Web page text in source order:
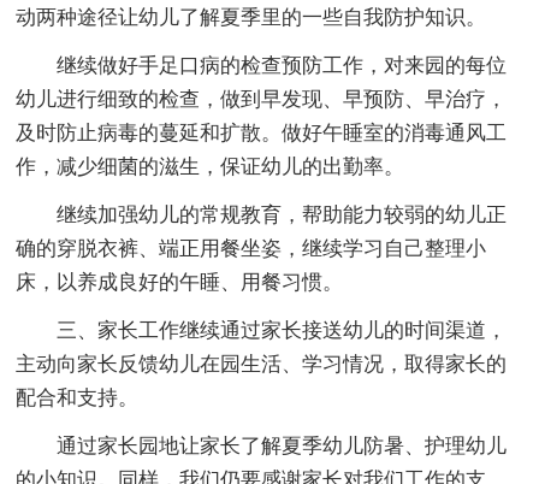
动两种途径让幼儿了解夏季里的一些自我防护知识。
继续做好手足口病的检查预防工作，对来园的每位
幼儿进行细致的检查，做到早发现、早预防、早治疗，
及时防止病毒的蔓延和扩散。做好午睡室的消毒通风工
作，减少细菌的滋生，保证幼儿的出勤率。
继续加强幼儿的常规教育，帮助能力较弱的幼儿正
确的穿脱衣裤、端正用餐坐姿，继续学习自己整理小
床，以养成良好的午睡、用餐习惯。
三、家长工作继续通过家长接送幼儿的时间渠道，
主动向家长反馈幼儿在园生活、学习情况，取得家长的
配合和支持。
通过家长园地让家长了解夏季幼儿防暑、护理幼儿